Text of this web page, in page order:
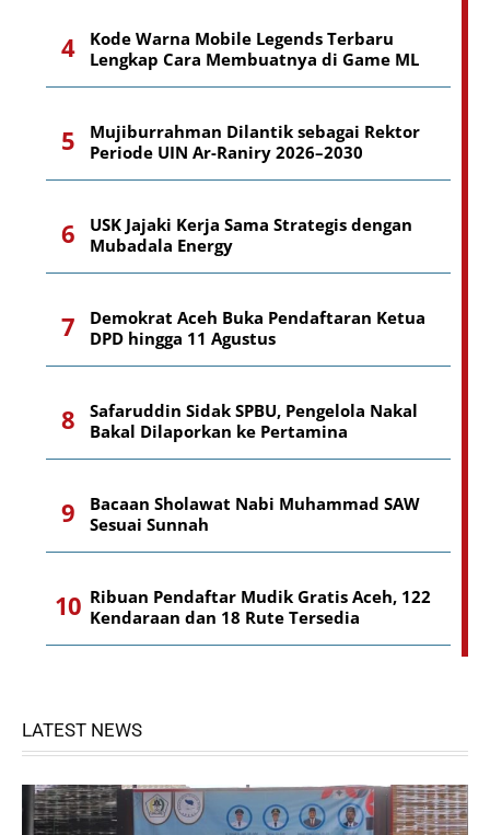
Kode Warna Mobile Legends Terbaru
Lengkap Cara Membuatnya di Game ML
Mujiburrahman Dilantik sebagai Rektor
Periode UIN Ar-Raniry 2026–2030
USK Jajaki Kerja Sama Strategis dengan
Mubadala Energy
Demokrat Aceh Buka Pendaftaran Ketua
DPD hingga 11 Agustus
Safaruddin Sidak SPBU, Pengelola Nakal
Bakal Dilaporkan ke Pertamina
Bacaan Sholawat Nabi Muhammad SAW
Sesuai Sunnah
Ribuan Pendaftar Mudik Gratis Aceh, 122
Kendaraan dan 18 Rute Tersedia
LATEST NEWS